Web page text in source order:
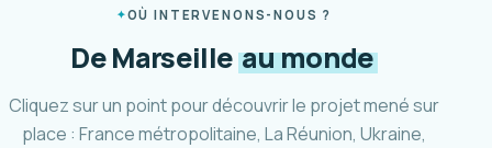
OÙ INTERVENONS-NOUS ?
De Marseille au monde
Cliquez sur un point pour découvrir le projet mené sur
place : France métropolitaine, La Réunion, Ukraine,